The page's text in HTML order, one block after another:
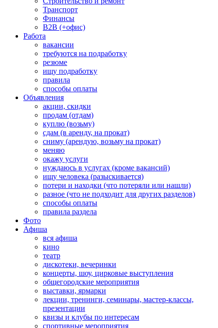
Транспорт
Финансы
B2B (+офис)
Работа
вакансии
требуются на подработку
резюме
ищу подработку
правила
способы оплаты
Объявления
акции, скидки
продам (отдам)
куплю (возьму)
сдам (в аренду, на прокат)
сниму (арендую, возьму на прокат)
меняю
окажу услуги
нуждаюсь в услугах (кроме вакансий)
ищу человека (разыскивается)
потери и находки (что потеряли или нашли)
разное (что не подходит для других разделов)
способы оплаты
правила раздела
Фото
Афиша
вся афиша
кино
театр
дискотеки, вечеринки
концерты, шоу, цирковые выступления
общегородские мероприятия
выставки, ярмарки
лекции, тренинги, семинары, мастер-классы,
презентации
квизы и клубы по интересам
спортивные мероприятия